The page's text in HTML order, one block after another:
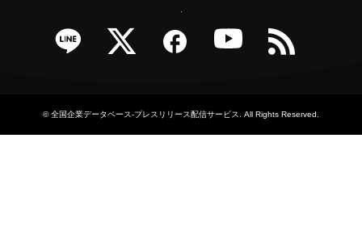
Twitter Facebook YouTube RSS
©全国企業データベース-プレスリリース配信サービス. All Rights Reserved.